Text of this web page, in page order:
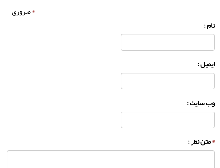
*ضروری
نام :
ایمیل :
وب سایت :
*متن نظر :